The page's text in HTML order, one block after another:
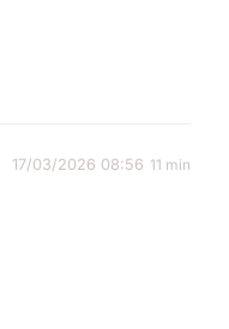
17/03/2026 08:56 11 min